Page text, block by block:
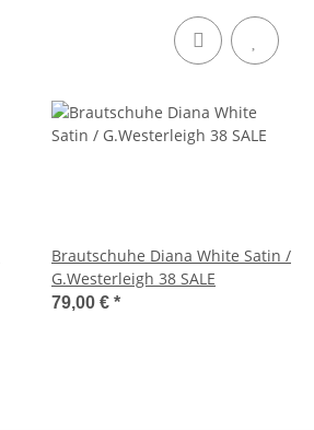
Brautschuhe Diana White Satin /
G.Westerleigh 38 SALE
79,00 € *